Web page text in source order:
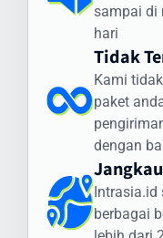
Pengiriman dokumen
khusus. Intrasia.id
dokumen ke Amerika
Jenis Dokumen
Serikat (USA):
Dokumen legal dan
Sertifikat dan
Dokumen imigrasi
Dokumen perbankan
Dokumen teknis dan
sampai di
hari
Tidak
Kami
paket
dengan
Intrasia.id
berbagai